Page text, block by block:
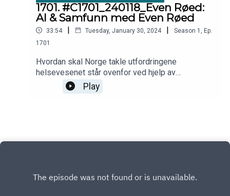
1701. #C1701_240118_Even Røed:
AI & Samfunn med Even Røed
33:54 | Tuesday, January 30, 2024 | Season 1
Ep.
1701
Hvordan skal Norge takle utfordringene
helsevesenet står ovenfor ved hjelp av
digitalisering? Stortingsrepresentant Even Røed
forteller hvorfor han ikke er bekymret for
Play